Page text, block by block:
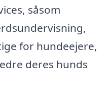
såsom
for hundeejere,
deres hunds